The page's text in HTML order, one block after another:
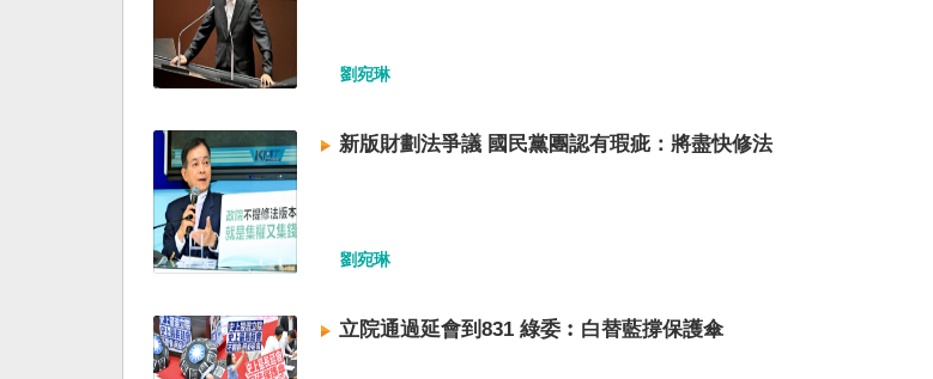
劉宛琳
新版財劃法爭議 國民黨團認有瑕疵：將盡快修法
劉宛琳
立院通過延會到831 綠委︰白替藍撐保護傘